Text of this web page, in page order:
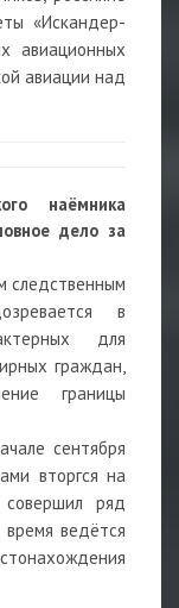
«Искандер-
авиационных
авиации над
наёмника
дело за
следственным
в
для
граждан,
границы
сентября
вторгся на
ряд
ведётся